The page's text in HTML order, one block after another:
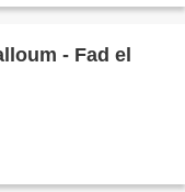
- Fad el